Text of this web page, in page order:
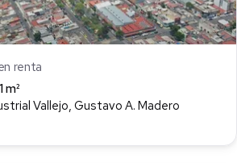
renta
m²
Vallejo, Gustavo A. Madero